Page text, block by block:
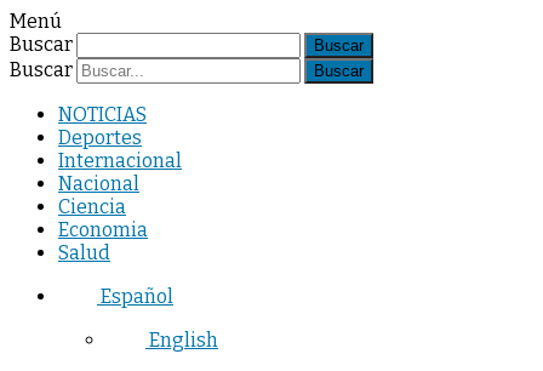
Menú
Buscar
Buscar
NOTICIAS
Deportes
Internacional
Nacional
Ciencia
Economia
Salud
Español
English